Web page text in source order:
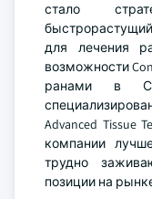
стало
для лечения
возможности
ранами в
Advanced Tissue
компании
трудно
позиции на